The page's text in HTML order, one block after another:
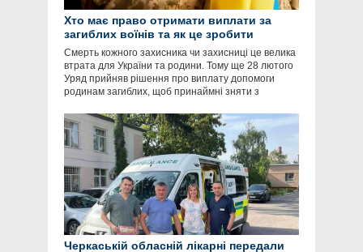
Хто має право отримати виплати за
загиблих воїнів та як це зробити
Смерть кожного захисника чи захисниці це велика
втрата для України та родини. Тому ще 28 лютого
Уряд прийняв рішення про виплату допомоги
родинам загиблих, щоб принаймні зняти з
Черкаській обласній лікарні передали